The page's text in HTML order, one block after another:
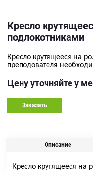
Кресло
подлокотниками
Кресло крутящееся на
преподователя
Цену уточняйте у
Заказать
Описание
Кресло крутящееся на